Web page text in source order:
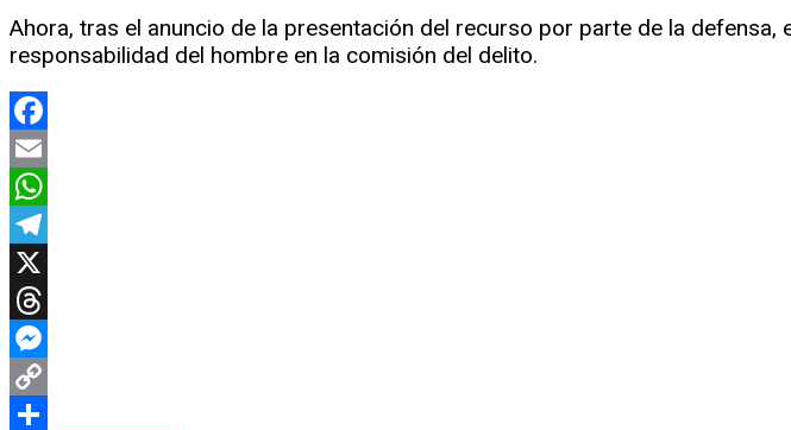
Ahora, tras el anuncio de la presentación del recurso por parte de la
responsabilidad del hombre en la comisión del delito.
Facebook
Email
WhatsApp
Telegram
X
Threads
Messenger
Copy